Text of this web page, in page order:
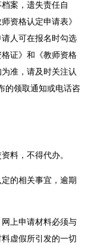
案，遗失责任自
资格认定申请表》
人可在报名时勾选
证》和《教师资格
准，请及时关注认
的领取通知或电话咨
料，不得代办。
的相关事宜，逾期
网上申请材料必须与
虚假所引发的一切